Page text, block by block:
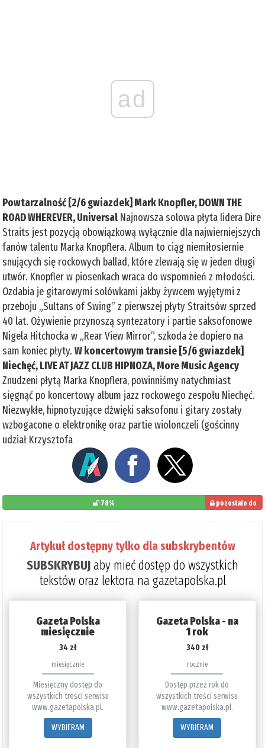
ad
Powtarzalność [2/6 gwiazdek] Mark Knopfler, DOWN THE
ROAD WHEREVER, Universal Najnowsza solowa płyta lidera Dire
Straits jest pozycją obowiązkową wyłącznie dla najwierniejszych
fanów talentu Marka Knopflera. Album to ciąg niemiłosiernie
snujących się rockowych ballad, które zlewają się w jeden długi
utwór. Knopfler w piosenkach wraca do wspomnień z młodości.
Ozdabia je gitarowymi solówkami jakby żywcem wyjętymi z
przeboju „Sultans of Swing” z pierwszej płyty Straitsów sprzed
40 lat. Ożywienie przynoszą syntezatory i partie saksofonowe
Nigela Hitchocka w „Rear View Mirror”, szkoda że dopiero na
sam koniec płyty.W koncertowym transie [5/6 gwiazdek]
Niechęć, LIVE AT JAZZ CLUB HIPNOZA, More Music Agency
Znudzeni płytą Marka Knopflera, powinniśmy natychmiast
sięgnąć po koncertowy album jazz rockowego zespołu Niechęć.
Niezwykłe, hipnotyzujące dźwięki saksofonu i gitary zostały
wzbogacone o elektronikę oraz partie wiolonczeli (gościnny
udział Krzysztofa
78%
pozostało do
Artykuł dostępny tylko dla subskrybentów
SUBSKRYBUJaby mieć dostęp do wszystkich
tekstów oraz lektora na gazetapolska.pl
Gazeta Polska
miesięcznie
34 zł
miesięcznie
Miesięczny dostęp do
wszystkich treści serwisu
www.gazetapolska.pl.
WYBIERAM
Gazeta Polska - na
1 rok
340 zł
rocznie
Dostęp przez rok do
wszystkich treści serwisu
www.gazetapolska.pl.
WYBIERAM